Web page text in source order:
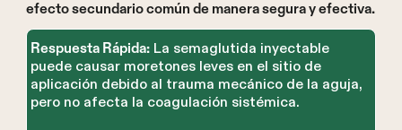
efecto secundario común de manera segura y efectiva.
Respuesta Rápida: La semaglutida inyectable
puede causar moretones leves en el sitio de
aplicación debido al trauma mecánico de la aguja,
pero no afecta la coagulación sistémica.